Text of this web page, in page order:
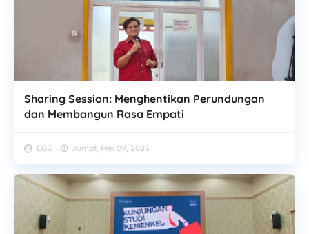
Sharing Session: Menghentikan Perundungan
dan Membangun Rasa Empati
EGS Jumat, Mei 09, 2025